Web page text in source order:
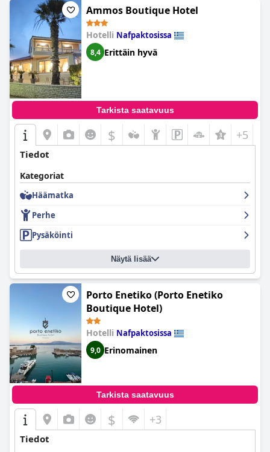
Kaiken kaikkiaan Delfini-hotelli tarjoaa miellyttävän ja
rentouttavan loman perheille, pariskunnille ja pienille ryhmille.
Ammos Boutique Hotel
Hotelli Nafpaktosissa
8,4 Erittäin hyvä
Tarkista saatavuus
$ +5
Tiedot
Kategoriat
Häämatka
Perhe
Pysäköinti
Näytä lisää
Porto Enetiko (Porto Enetiko
Boutique Hotel)
Hotelli Nafpaktosissa
9,0 Erinomainen
Tarkista saatavuus
$ +3
Tiedot